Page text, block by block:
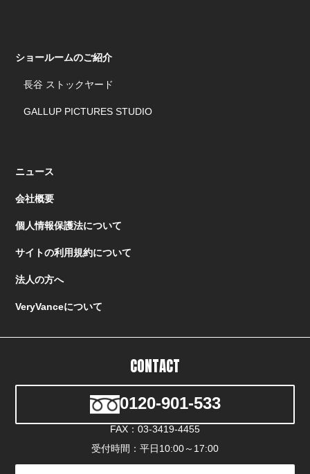
ショールームのご紹介
長谷 ストックヤード
GALLUP PICTURES STUDIO
ニュース
会社概要
個人情報保護法について
サイトの利用規約について
法人の方へ
VeryVanceについて
CONTACT
0120-901-533
FAX：03-3419-4455
受付時間：平日10:00～17:00